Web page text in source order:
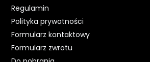
Regulamin
Polityka prywatności
Formularz kontaktowy
Formularz zwrotu